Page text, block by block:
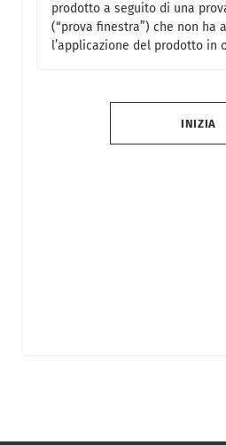
prodotto a seguito di una
(“prova finestra”) che non ha
l’applicazione del prodotto in
INIZIA